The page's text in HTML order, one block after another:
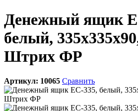
Денежный ящик
белый,
Штрих ФР
Артикул: 10065 Сравнить